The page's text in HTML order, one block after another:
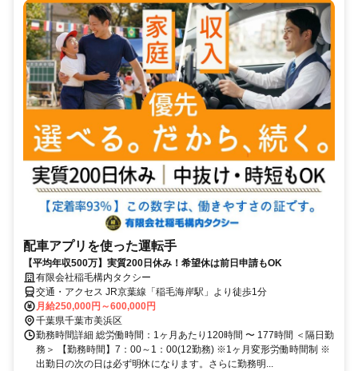
配車アプリを使った運転手
【平均年収500万】実質200日休み！希望休は前日申請もOK
有限会社稲毛構内タクシー
交通・アクセス JR京葉線「稲毛海岸駅」より徒歩1分
月給250,000円～600,000円
千葉県千葉市美浜区
勤務時間詳細 総労働時間：1ヶ月あたり120時間 〜 177時間 ＜隔日勤
務＞ 【勤務時間】7：00～1：00(12勤務) ※1ヶ月変形労働時間制 ※
出勤日の次の日は必ず明休になります。さらに勤務明...